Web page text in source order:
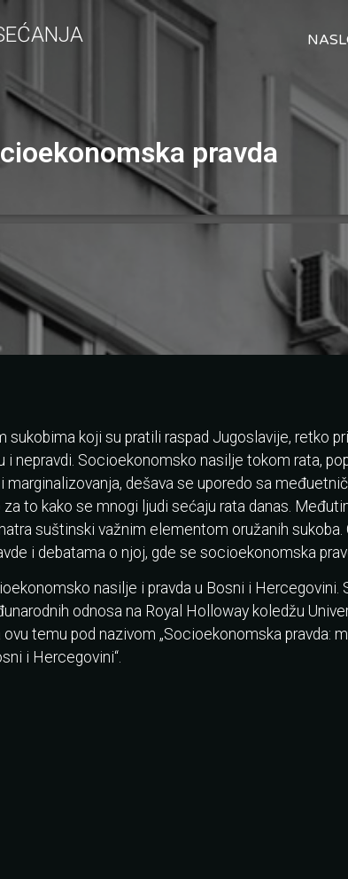
pravda
sukobima koji su pratili raspad Jugoslavije, retko
nepravdi. Socioekonomsko nasilje tokom rata,
marginalizovanja, dešava se uporedo sa
to kako se mnogi ljudi sećaju rata danas.
suštinski važnim elementom oružanih sukoba.
i debatama o njoj, gde se socioekonomska
nasilje i pravda u Bosni i Hercegovini.
odnosa na Royal Holloway koledžu
ovu temu pod nazivom „Socioekonomska pravda:
i Hercegovini“.